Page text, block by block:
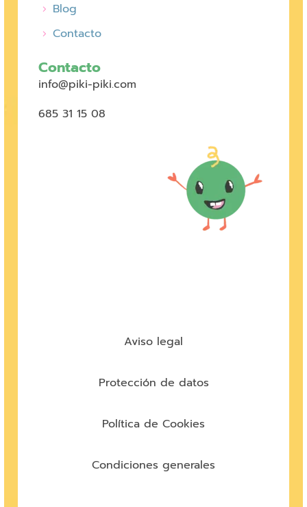
Blog
Contacto
Contacto
info@piki-piki.com
685 31 15 08
Aviso legal
Protección de datos
Política de Cookies
Condiciones generales